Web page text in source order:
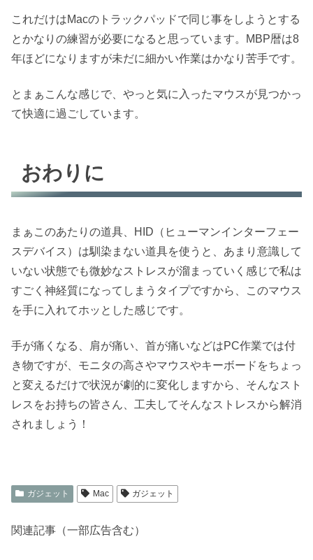
これだけはMacのトラックパッドで同じ事をしようとする
とかなりの練習が必要になると思っています。MBP暦は8
年ほどになりますが未だに細かい作業はかなり苦手です。
とまぁこんな感じで、やっと気に入ったマウスが見つかっ
て快適に過ごしています。
おわりに
まぁこのあたりの道具、HID（ヒューマンインターフェー
スデバイス）は馴染まない道具を使うと、あまり意識して
いない状態でも微妙なストレスが溜まっていく感じで私は
すごく神経質になってしまうタイプですから、このマウス
を手に入れてホッとした感じです。
手が痛くなる、肩が痛い、首が痛いなどはPC作業では付
き物ですが、モニタの高さやマウスやキーボードをちょっ
と変えるだけで状況が劇的に変化しますから、そんなスト
レスをお持ちの皆さん、工夫してそんなストレスから解消
されましょう！
ガジェット Mac ガジェット
関連記事（一部広告含む）